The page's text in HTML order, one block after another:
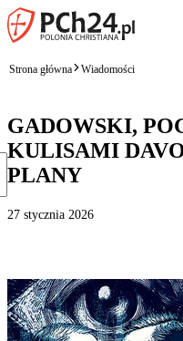
Strona główna Wiadomości
GADOWSKI,
KULISAMI
PLANY
27 stycznia 2026